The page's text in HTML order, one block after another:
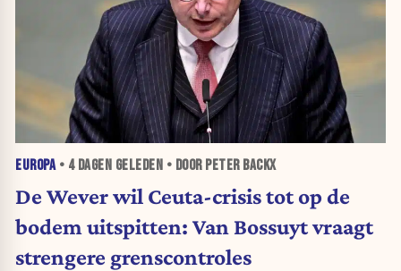
EUROPA• 4 DAGEN GELEDEN • DOOR PETER BACKX
De Wever wil Ceuta-crisis tot op de
bodem uitspitten: Van Bossuyt vraagt
strengere grenscontroles